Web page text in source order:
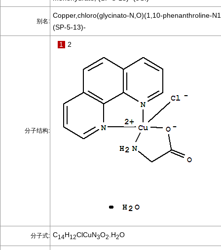
别名:
Copper,chloro(glycinato-N,O)(1,10-phenanthroline-
(SP-5-13)-
分子结构:
1 2
分子式: C14H12ClCuN3O2 .H2O